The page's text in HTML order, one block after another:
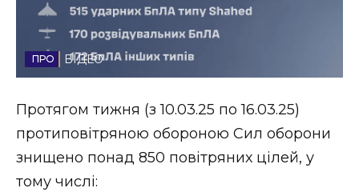
Спорт
Стиль життя
Втрачений Ужгород (відеоверсія)
ВІДЕО
Протягом тижня (з 10.03.25 по 16.03.25)
протиповітряною обороною Cил оборони
знищено понад 850 повітряних цілей, у
тому числі: